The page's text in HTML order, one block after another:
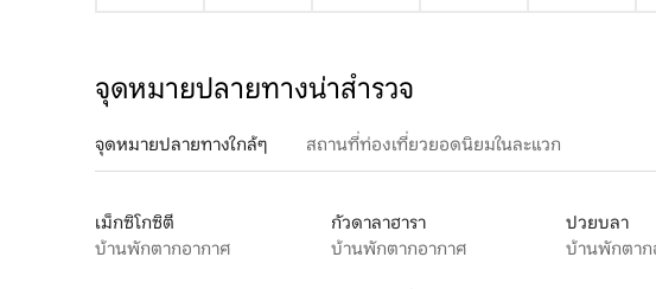
จุดหมายปลายทางน่าสำรวจ
จุดหมายปลายทางใกล้ๆ สถานที่ท่องเที่ยวยอดนิยมในละแวก
เม็กซิโกซิตี
บ้านพักตากอากาศ
กัวดาลาฮารา
บ้านพักตากอากาศ
ปวยบลา
บ้านพักตาก